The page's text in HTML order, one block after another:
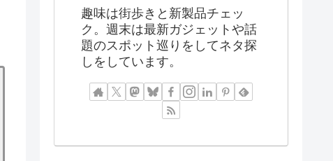
趣味は街歩きと新製品チェッ
ク。週末は最新ガジェットや話
題のスポット巡りをしてネタ探
しをしています。